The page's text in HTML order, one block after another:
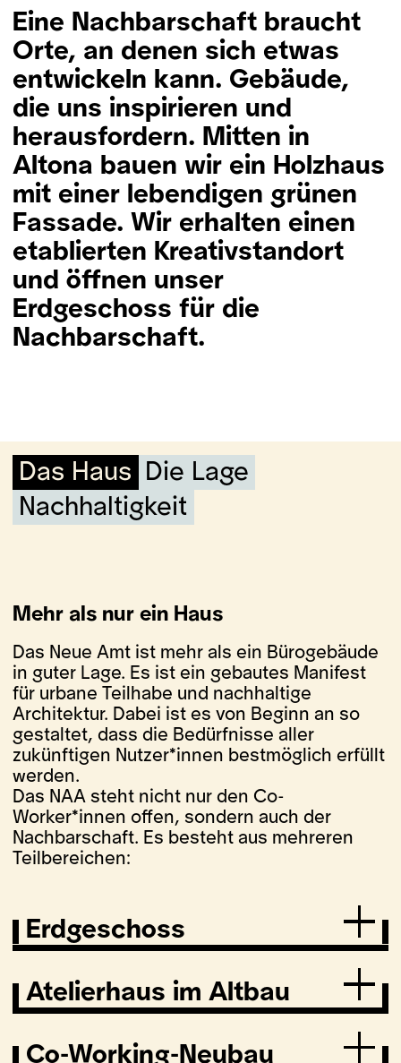
Eine Nachbarschaft braucht
Orte, an denen sich etwas
entwickeln kann. Gebäude,
die uns inspirieren und
herausfordern. Mitten in
Altona bauen wir ein Holzhaus
mit einer lebendigen grünen
Fassade. Wir erhalten einen
etablierten Kreativstandort
und öffnen unser
Erdgeschoss für die
Nachbarschaft.
Das Haus
Die Lage
Nachhaltigkeit
Mehr als nur ein Haus
Das Neue Amt ist mehr als ein Bürogebäude
in guter Lage. Es ist ein gebautes Manifest
für urbane Teilhabe und nachhaltige
Architektur. Dabei ist es von Beginn an so
gestaltet, dass die Bedürfnisse aller
zukünftigen Nutzer*innen bestmöglich erfüllt
werden.
Das NAA steht nicht nur den Co-
Worker*innen offen, sondern auch der
Nachbarschaft. Es besteht aus mehreren
Teilbereichen:
Erdgeschoss
Neubau. Auf rund 700 qm bietet es
Raum für Gastronomie, Kultur und
wird das NAA ein Treffpunkt für die
Atelierhaus im Altbau
sind ein wichtiges Zentrum der
Co-Working-Neubau